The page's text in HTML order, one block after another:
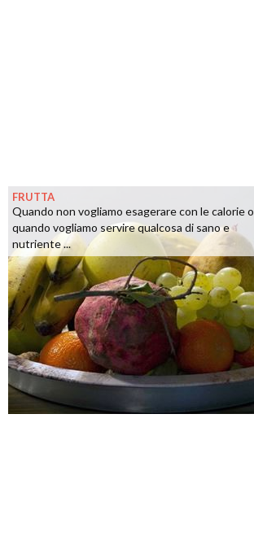
FRUTTA
Quando non vogliamo esagerare con le calorie o
quando vogliamo servire qualcosa di sano e
nutriente ...